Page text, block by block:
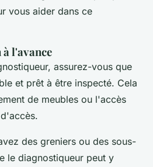
vous aider dans ce
l'avance
assurez-vous que
et prêt à être inspecté. Cela
de meubles ou l'accès
des greniers ou des sous-
le diagnostiqueur peut y